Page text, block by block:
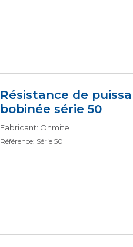
Résistance de
bobinée série 50
Fabricant: Ohmite
Référence: Série 50